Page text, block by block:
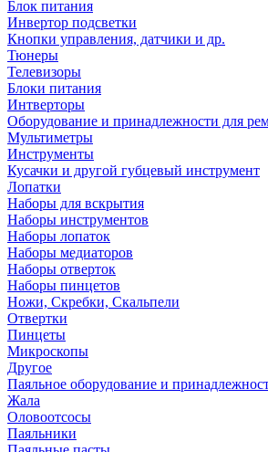
Блок питания
Инвертор подсветки
Кнопки управления, датчики и др.
Тюнеры
Телевизоры
Блоки питания
Интверторы
Оборудование и принадлежности для
Мультиметры
Инструменты
Кусачки и другой губцевый инструмент
Лопатки
Наборы для вскрытия
Наборы инструментов
Наборы лопаток
Наборы медиаторов
Наборы отверток
Наборы пинцетов
Ножи, Скребки, Скальпели
Отвертки
Пинцеты
Микроскопы
Другое
Паяльное оборудование и
Жала
Оловоотсосы
Паяльники